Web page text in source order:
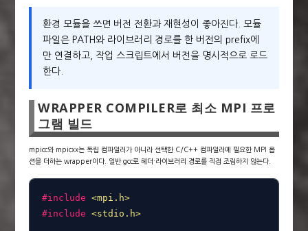
환경 모듈을 쓰면 버전 전환과 재현성이 좋아진다. 모듈
파일은 PATH와 라이브러리 경로를 한 버전의 prefix에
만 연결하고, 작업 스크립트에서 버전을 명시적으로 로드
한다.
WRAPPER COMPILER로 최소 MPI 프로
그램 빌드
mpicc와 mpicxx는 독립 컴파일러가 아니라 선택한 C/C++ 컴파일러에 필요한 MPI 옵
션을 더하는 wrapper이다. 일반 gcc로 헤더·라이브러리 경로를 직접 조립하지 않는다.
#include
<mpi.h>
#include <stdio.h>